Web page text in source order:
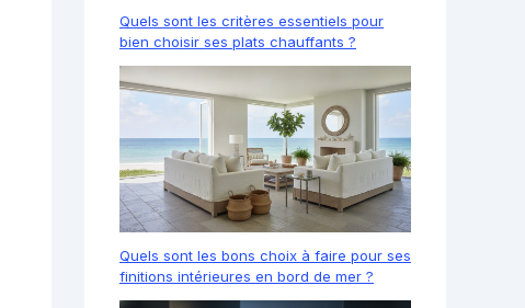
Quels sont les critères essentiels pour
bien choisir ses plats chauffants ?
Quels sont les bons choix à faire pour ses
finitions intérieures en bord de mer ?